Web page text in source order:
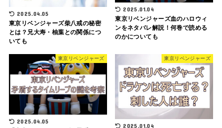
2025.04.05
東京リベンジャーズ柴八戒の秘密
とは？兄大寿・柚葉との関係につ
いても
2025.01.04
東京リベンジャーズ血のハロウィ
ンをネタバレ解説！何巻で読める
のかについても
東京リベンジャーズ
2025.04.05
東京リベンジャーズ
2025.01.04